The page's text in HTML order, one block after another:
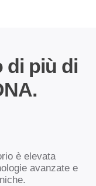
di più di
è elevata
avanzate e